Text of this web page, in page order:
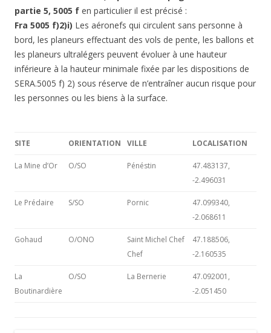
partie 5, 5005 f en particulier il est précisé :
Fra 5005 f)2)i) Les aéronefs qui circulent sans personne à
bord, les planeurs effectuant des vols de pente, les ballons et
les planeurs ultralégers peuvent évoluer à une hauteur
inférieure à la hauteur minimale fixée par les dispositions de
SERA.5005 f) 2) sous réserve de n’entraîner aucun risque pour
les personnes ou les biens à la surface.
SITE ORIENTATION VILLE LOCALISATION
La Mine d’Or O/SO Pénéstin
47.483137,
-2.496031
Le Prédaire S/SO Pornic
47.099340,
-2.068611
Gohaud O/ONO
Saint Michel Chef
Chef
47.188506,
-2.160535
La
Boutinardière
O/SO La Bernerie
47.092001,
-2.051450